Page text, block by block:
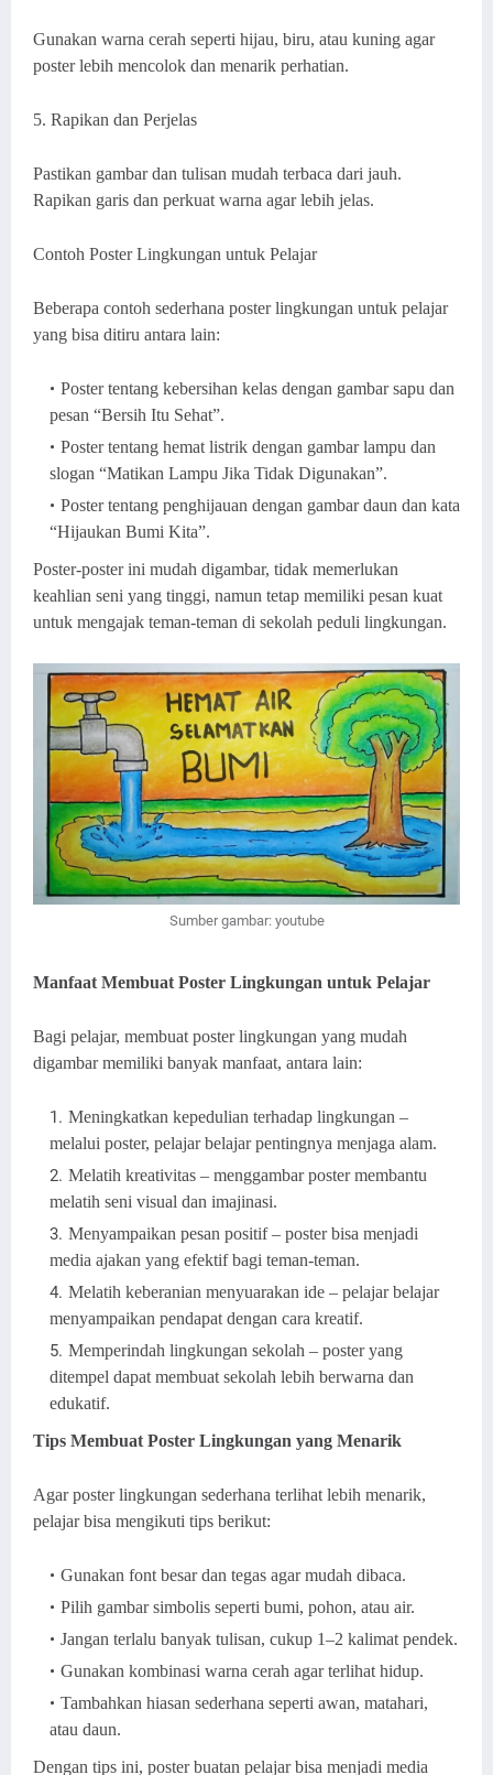
Gunakan warna cerah seperti hijau, biru, atau kuning agar
poster lebih mencolok dan menarik perhatian.
5. Rapikan dan Perjelas
Pastikan gambar dan tulisan mudah terbaca dari jauh.
Rapikan garis dan perkuat warna agar lebih jelas.
Contoh Poster Lingkungan untuk Pelajar
Beberapa contoh sederhana poster lingkungan untuk pelajar
yang bisa ditiru antara lain:
Poster tentang kebersihan kelas dengan gambar sapu dan
pesan “Bersih Itu Sehat”.
Poster tentang hemat listrik dengan gambar lampu dan
slogan “Matikan Lampu Jika Tidak Digunakan”.
Poster tentang penghijauan dengan gambar daun dan kata
“Hijaukan Bumi Kita”.
Poster-poster ini mudah digambar, tidak memerlukan
keahlian seni yang tinggi, namun tetap memiliki pesan kuat
untuk mengajak teman-teman di sekolah peduli lingkungan.
Sumber gambar: youtube
Manfaat Membuat Poster Lingkungan untuk Pelajar
Bagi pelajar, membuat poster lingkungan yang mudah
digambar memiliki banyak manfaat, antara lain:
Meningkatkan kepedulian terhadap lingkungan –
melalui poster, pelajar belajar pentingnya menjaga alam.
Melatih kreativitas – menggambar poster membantu
melatih seni visual dan imajinasi.
Menyampaikan pesan positif – poster bisa menjadi
media ajakan yang efektif bagi teman-teman.
Melatih keberanian menyuarakan ide – pelajar belajar
menyampaikan pendapat dengan cara kreatif.
Memperindah lingkungan sekolah – poster yang
ditempel dapat membuat sekolah lebih berwarna dan
edukatif.
Tips Membuat Poster Lingkungan yang Menarik
Agar poster lingkungan sederhana terlihat lebih menarik,
pelajar bisa mengikuti tips berikut:
Gunakan font besar dan tegas agar mudah dibaca.
Pilih gambar simbolis seperti bumi, pohon, atau air.
Jangan terlalu banyak tulisan, cukup 1–2 kalimat pendek.
Gunakan kombinasi warna cerah agar terlihat hidup.
Tambahkan hiasan sederhana seperti awan, matahari,
atau daun.
Dengan tips ini, poster buatan pelajar bisa menjadi media